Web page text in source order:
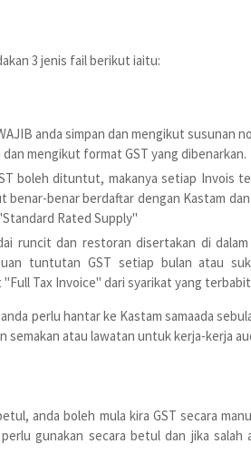
3 jenis fail berikut iaitu:
anda simpan dan mengikut susunan
mengikut format GST yang dibenarkan.
boleh dituntut, makanya setiap Invois
benar berdaftar dengan Kastam
Rated Supply"
runcit dan restoran disertakan di
tuntutan GST setiap bulan atau
Tax Invoice" dari syarikat yang
perlu hantar ke Kastam samaada
semakan atau lawatan untuk kerja-kerja
anda boleh mula kira GST secara
gunakan secara betul dan jika salah